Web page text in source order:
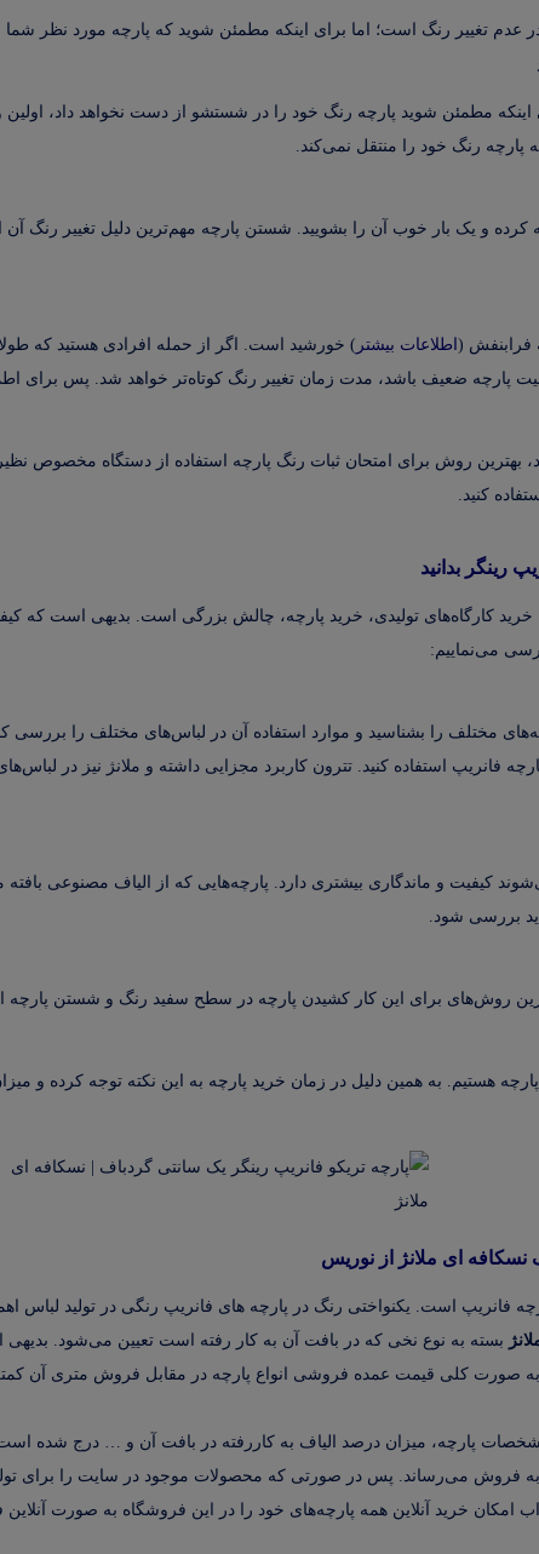
در عدم تغییر رنگ است؛ اما برای اینکه مطمئن شوید که پارچه مورد نظر
اینکه مطمئن شوید پارچه رنگ خود را در شستشو از دست نخواهد داد،
رنگ خود را منتقل نمی‌کند.
کرده و یک بار خوب آن را بشویید. شستن پارچه مهم‌ترین دلیل تغییر رنگ
فرابنفش ( اطلاعات بیشتر ) خورشید است. اگر از حمله افرادی هستید که
پارچه ضعیف باشد، مدت زمان تغییر رنگ کوتاه‌تر خواهد شد. پس برای
کنید.
رینگر بدانید
خرید کارگاه‌های تولیدی، خرید پارچه، چالش بزرگی است. بدیهی است که
می‌نماییم:
مختلف را بشناسید و موارد استفاده آن در لباس‌های مختلف را بررسی
فانریپ استفاده کنید. تترون کاربرد مجزایی داشته و ملانژ نیز در
کیفیت و ماندگاری بیشتری دارد. پارچه‌هایی که از الیاف مصنوعی
بررسی شود.
روش‌های برای این کار کشیدن پارچه در سطح سفید رنگ و شستن
هستیم. به همین دلیل در زمان خرید پارچه به این نکته توجه کرده و
نسکافه ای ملانژ از نوریس
فانریپ است. یکنواختی رنگ در پارچه های فانریپ رنگی در تولید لباس
بسته به نوع نخی که در بافت آن به کار رفته است تعیین می‌شود.
به صورت کلی قیمت عمده فروشی انواع پارچه در مقابل فروش متری آن
پارچه، میزان درصد الیاف به کاررفته در بافت آن و … درج شده
فروش می‌رساند. پس در صورتی که محصولات موجود در سایت را برای
امکان خرید آنلاین همه پارچه‌های خود را در این فروشگاه به صورت